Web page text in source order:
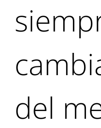
del